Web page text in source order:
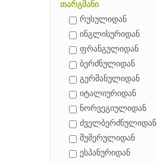
თარგმანი
რუსულიდან
ინგლისურიდან
ფრანგულიდან
ბერძნულიდან
გერმანულიდან
იტალიურიდან
ნორვეგიულიდან
ძველბერძნულიდან
შუმერულიდან
ესპანურიდან